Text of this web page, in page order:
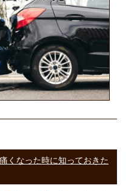
くなった時に知っておきた